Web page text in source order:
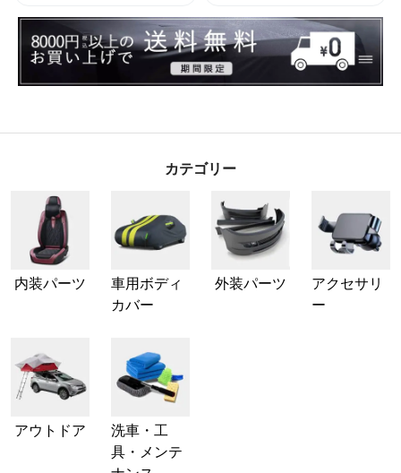
カテゴリー
内装パーツ
車用ボディ
カバー
外装パーツ
アクセサリ
ー
アウトドア
洗車・工
具・メンテ